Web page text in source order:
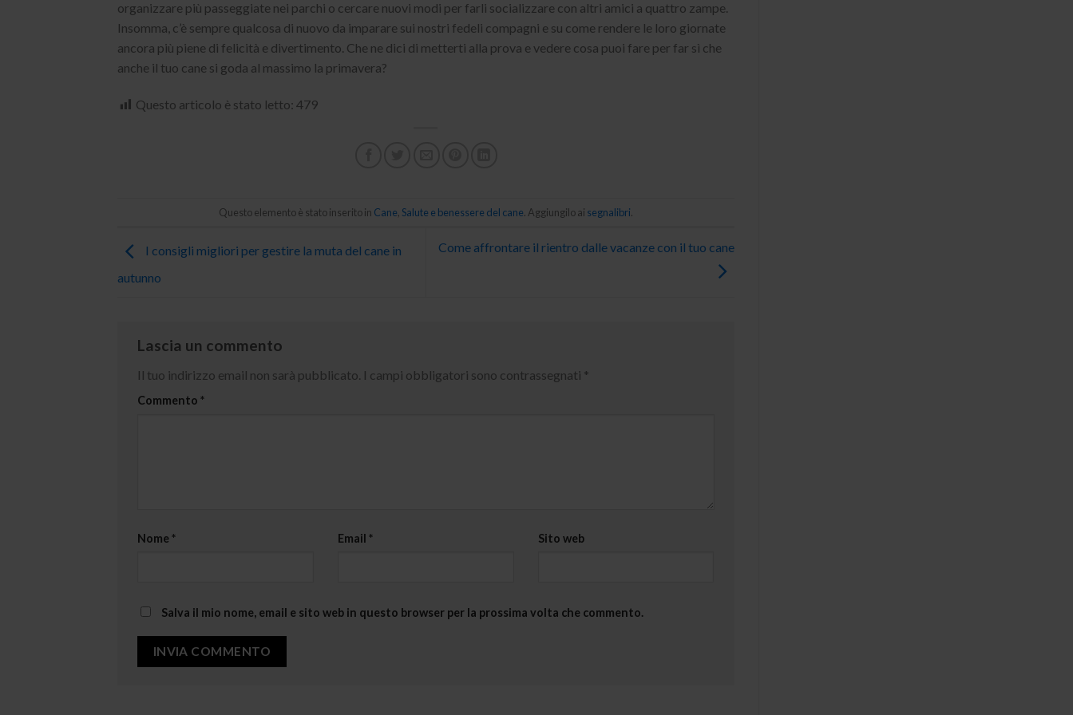
organizzare più passeggiate nei parchi o cercare nuovi modi per farli socializzare con altri amici a quattro zampe.
Insomma, c’è sempre qualcosa di nuovo da imparare sui nostri fedeli compagni e su come rendere le loro giornate
ancora più piene di felicità e divertimento. Che ne dici di metterti alla prova e vedere cosa puoi fare per far sì che
anche il tuo cane si goda al massimo la primavera?
Questo articolo è stato letto: 479
Questo elemento è stato inserito in Cane Salute e benessere del cane. Aggiungilo ai segnalibri.
I consigli migliori per gestire la muta del cane in
autunno
Come affrontare il rientro dalle vacanze con il tuo cane
Lascia un commento
Il tuo indirizzo email non sarà pubblicato. I campi obbligatori sono contrassegnati *
Commento *
Nome* Email * Sito web
Salva il mio nome, email e sito web in questo browser per la prossima volta che commento.